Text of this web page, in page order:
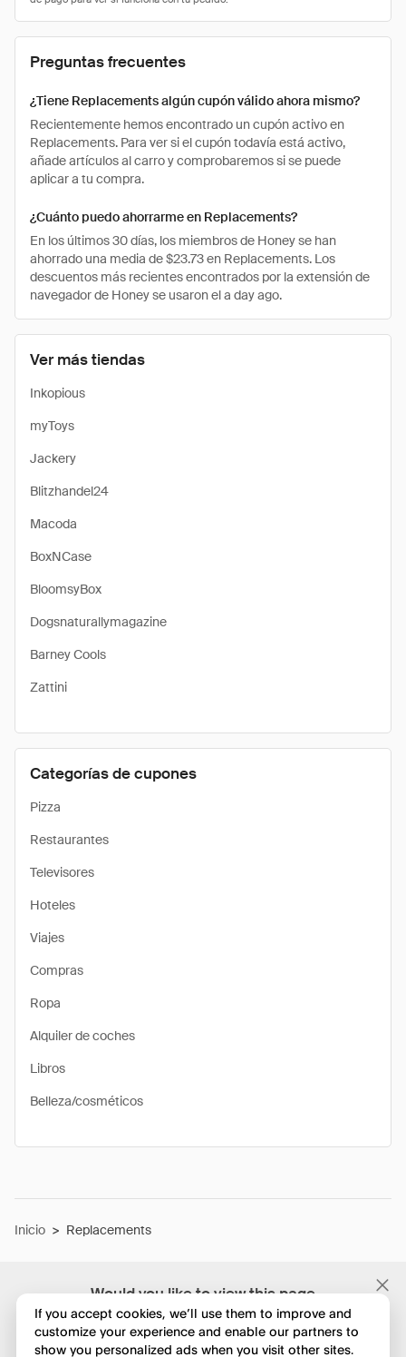
Would you like to view this page
in English?
Ver más tiendas
Inkopious
myToys
Jackery
Blitzhandel24
Macoda
BoxNCase
BloomsyBox
Dogsnaturallymagazine
Barney Cools
Zattini
Categorías de cupones
Pizza
Restaurantes
Televisores
Hoteles
Viajes
Compras
Ropa
Alquiler de coches
Libros
Belleza/cosméticos
Preguntas frecuentes
¿Tiene Replacements algún cupón válido ahora mismo?
Recientemente hemos encontrado un cupón activo en
Replacements. Para ver si el cupón todavía está activo,
añade artículos al carro y comprobaremos si se puede
aplicar a tu compra.
¿Cuánto puedo ahorrarme en Replacements?
En los últimos 30 días, los miembros de Honey se han
ahorrado una media de $23.73 en Replacements. Los
descuentos más recientes encontrados por la extensión de
navegador de Honey se usaron el a day ago.
Inicio > Replacements
If you accept cookies, we’ll use them to improve and
customize your experience and enable our partners to
show you personalized ads when you visit other sites.